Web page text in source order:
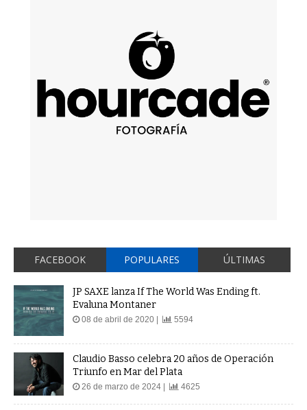
FACEBOOK POPULARES ÚLTIMAS
JP SAXE lanza If The World Was Ending ft.
Evaluna Montaner
08 de abril de 2020 | 5594
Claudio Basso celebra 20 años de Operación
Triunfo en Mar del Plata
26 de marzo de 2024 | 4625